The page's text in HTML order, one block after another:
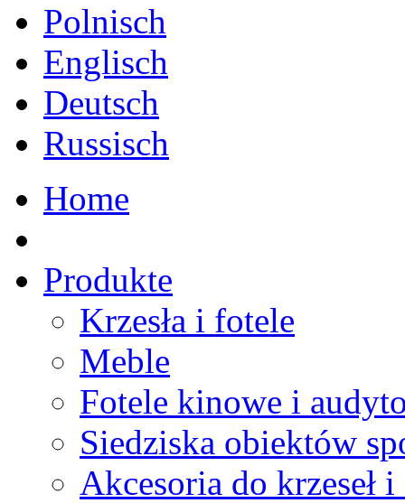
Polnisch
Englisch
Deutsch
Russisch
Home
Produkte
Krzesła i fotele
Meble
Fotele kinowe i
Siedziska obiektów
Akcesoria do krzeseł